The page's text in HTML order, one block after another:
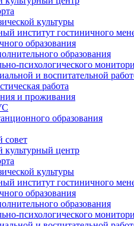
культуры
институт гостиничного
образования
образования
психологического
и воспитательной
работа
и проживания
образования
совет
культурный центр
культуры
институт гостиничного
образования
образования
психологического